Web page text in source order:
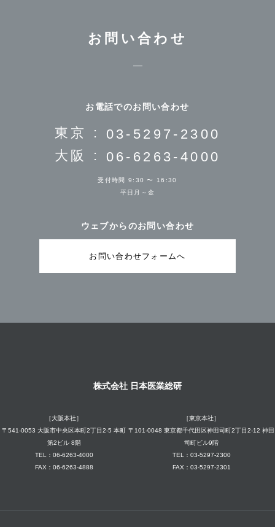
お問い合わせ
お電話でのお問い合わせ
東京 : 03-5297-2300
大阪 : 06-6263-4000
受付時間 9:30 〜 16:30
平日月～金
ウェブからのお問い合わせ
お問い合わせフォームへ
株式会社 日本医業総研
［大阪本社］
〒541-0053 大阪市中央区本町2丁目2-5 本町
第2ビル 8階
TEL：06-6263-4000
FAX：06-6263-4888
［東京本社］
〒101-0048 東京都千代田区神田司町2丁目2-12 神田
司町ビル9階
TEL：03-5297-2300
FAX：03-5297-2301